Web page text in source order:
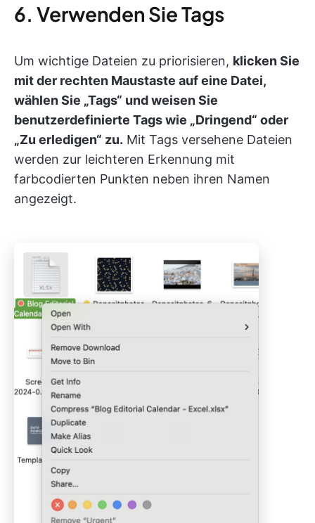
6. Verwenden Sie Tags
Um wichtige Dateien zu priorisieren, klicken Sie
mit der rechten Maustaste auf eine Datei,
wählen Sie „Tags“ und weisen Sie
benutzerdefinierte Tags wie „Dringend“ oder
„Zu erledigen“ zu. Mit Tags versehene Dateien
werden zur leichteren Erkennung mit
farbcodierten Punkten neben ihren Namen
angezeigt.